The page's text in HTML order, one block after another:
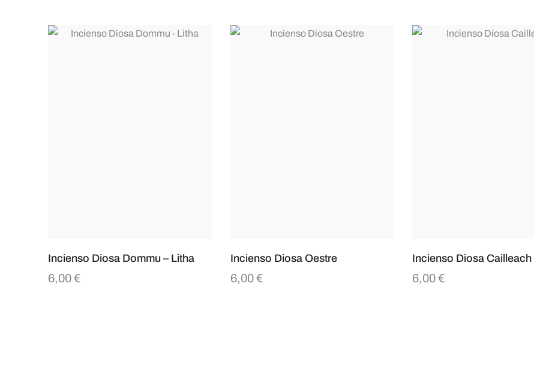
Incienso Diosa Dommu – Litha
6,00€
Incienso Diosa Oestre
6,00€
Incienso Diosa Cailleach
6,00€